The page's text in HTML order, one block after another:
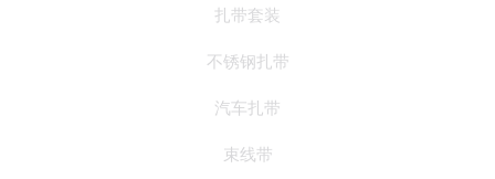
扎带套装
不锈钢扎带
汽车扎带
束线带